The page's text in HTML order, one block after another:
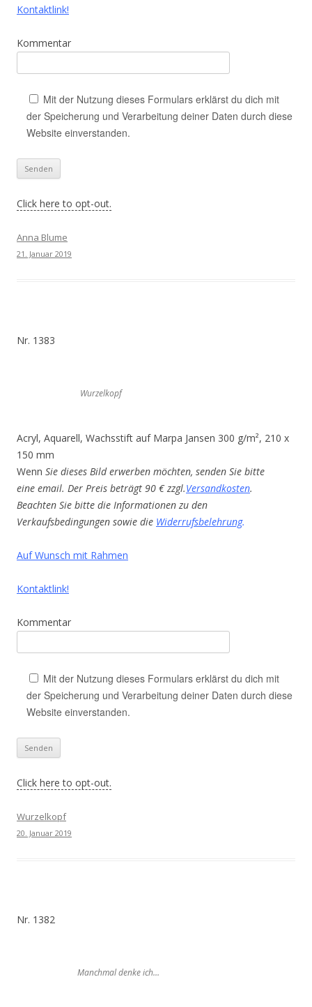
Kontaktlink!
Kommentar
Mit der Nutzung dieses Formulars erklärst du dich mit
der Speicherung und Verarbeitung deiner Daten durch diese
Website einverstanden.
Click here to opt-out.
Anna Blume
21. Januar 2019
Nr. 1383
Wurzelkopf
Acryl, Aquarell, Wachsstift auf Marpa Jansen 300 g/m², 210 x
150 mm
Wenn Sie dieses Bild erwerben möchten, senden Sie bitte
eine email. Der Preis beträgt 90 € zzgl.Versandkosten.
Beachten Sie bitte die Informationen zu den
Verkaufsbedingungen sowie die Widerrufsbelehrung.
Auf Wunsch mit Rahmen
Kontaktlink!
Kommentar
Mit der Nutzung dieses Formulars erklärst du dich mit
der Speicherung und Verarbeitung deiner Daten durch diese
Website einverstanden.
Click here to opt-out.
Wurzelkopf
20. Januar 2019
Nr. 1382
Manchmal denke ich…